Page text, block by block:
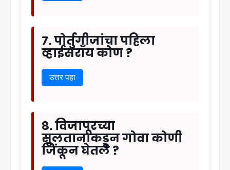
७. पोर्तुगीजांचा पहिला
व्हाईसरॉय कोण ?
उत्तर पहा
८. विजापूरच्या
सुलतानाकडून गोवा कोणी
जिंकून घेतले ?